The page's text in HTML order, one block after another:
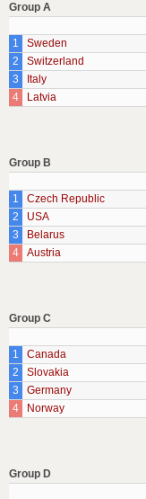
Group A
1
Sweden
2
Switzerland
3
Italy
4
Latvia
Group B
1
Czech Republic
2
USA
3
Belarus
4
Austria
Group C
1
Canada
2
Slovakia
3
Germany
4
Norway
Group D